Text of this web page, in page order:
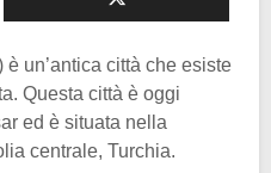
è un’antica città che esiste
Questa città è oggi
ed è situata nella
centrale, Turchia.